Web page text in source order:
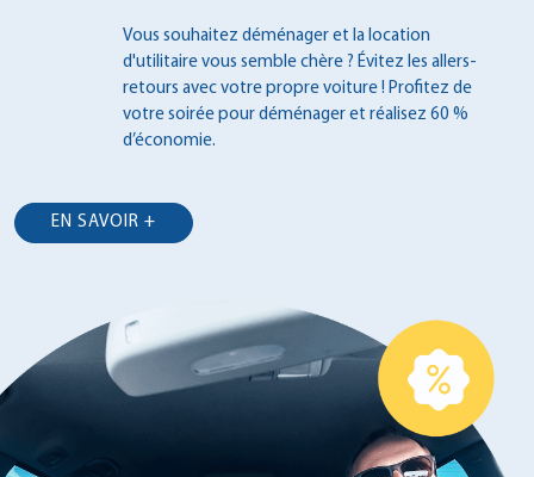
Vous souhaitez déménager et la location
d'utilitaire vous semble chère ? Évitez les allers-
retours avec votre propre voiture ! Profitez de
votre soirée pour déménager et réalisez 60 %
d’économie.
EN SAVOIR +